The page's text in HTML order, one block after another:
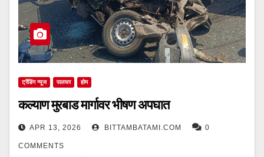
ट्रेंडिंग न्यूज पालघर होम
कल्याण मुरबाड मार्गावर भीषण अपघात
APR 13, 2026 BITTAMBATAMI.COM 0
COMMENTS